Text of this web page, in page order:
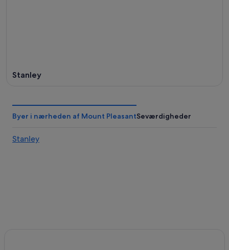
Stanley
Byer i nærheden af Mount PleasantSeværdigheder
Stanley